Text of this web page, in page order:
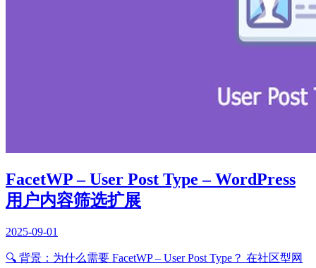
FacetWP – User Post Type – WordPress
用户内容筛选扩展
2025-09-01
🔍 背景：为什么需要 FacetWP – User Post Type？ 在社区型网